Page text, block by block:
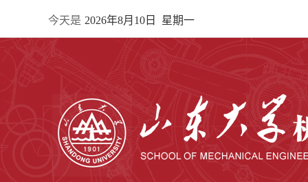
今天是 2026年8月10日 星期一